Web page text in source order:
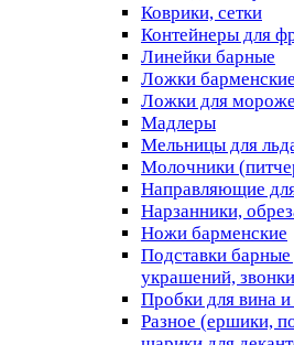
Коврики, сетки
Контейнеры для
Линейки барные
Ложки
Ложки для
Мадлеры
Мельницы для
Молочники
Направляющие
Нарзанники,
Ножи барменские
Подставки барные
украшений,
Пробки для вина
Разное (ершики,